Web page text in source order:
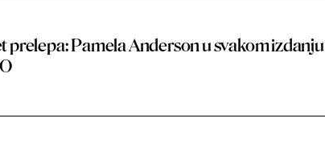
prelepa: Pamela Anderson u svakom izdanju